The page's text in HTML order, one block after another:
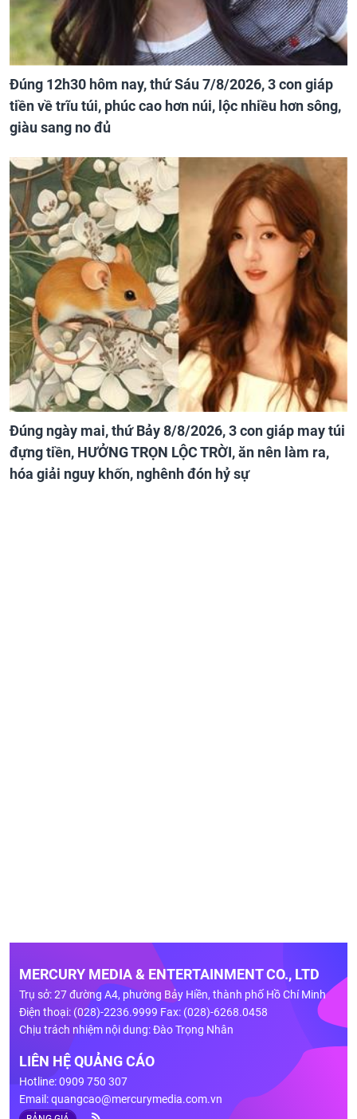
Đúng 12h30 hôm nay, thứ Sáu 7/8/2026, 3 con giáp
tiền về trĩu túi, phúc cao hơn núi, lộc nhiều hơn sông,
giàu sang no đủ
Đúng ngày mai, thứ Bảy 8/8/2026, 3 con giáp may túi
đựng tiền, HƯỞNG TRỌN LỘC TRỜI, ăn nên làm ra,
hóa giải nguy khốn, nghênh đón hỷ sự
MERCURY MEDIA & ENTERTAINMENT CO., LTD
Trụ sở: 27 đường A4, phường Bảy Hiền, thành phố Hồ Chí Minh
Điện thoại: (028)-2236.9999 Fax: (028)-6268.0458
Chịu trách nhiệm nội dung: Đào Trọng Nhân
LIÊN HỆ QUẢNG CÁO
Hotline: 0909 750 307
Email:quangcao@mercurymedia.com.vn